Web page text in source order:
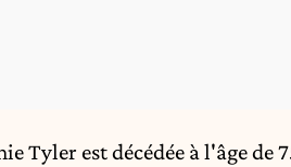
Tyler est décédée à l'âge de